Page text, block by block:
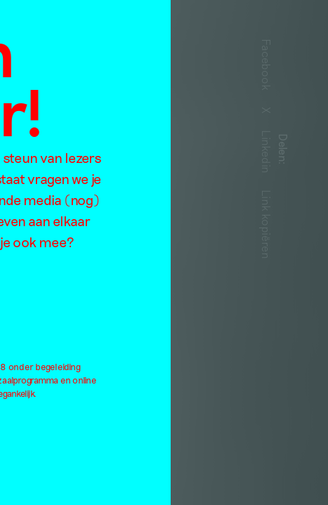
van lezers
vragen we je
media (nog)
aan elkaar
ook mee?
onder begeleiding
en online
Delen
Facebook
Linkedin
Link kopiëren